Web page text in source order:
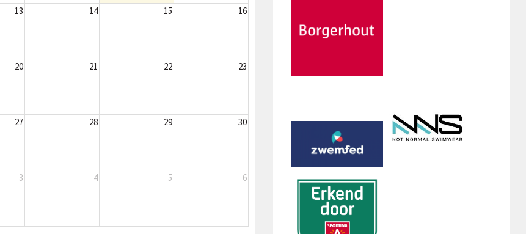
13 14 15 16
20 21 22 23
27 28 29 30
3 4 5 6